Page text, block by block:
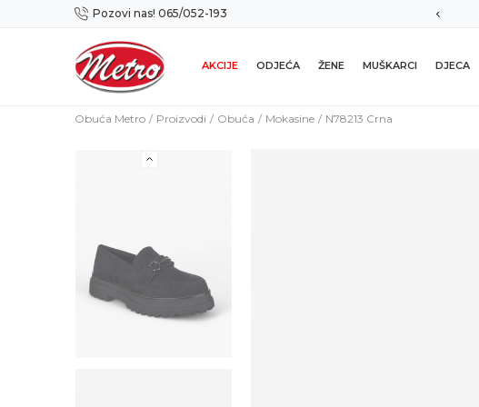
Pozovi nas! 065/052-193
Preuzmi NOVU Metro mobilnu aplikaciju!
AKCIJE ODJEĆA ŽENE MUŠKARCI DJECA
Obuća Metro Proizvodi Obuća Mokasine N78213 Crna